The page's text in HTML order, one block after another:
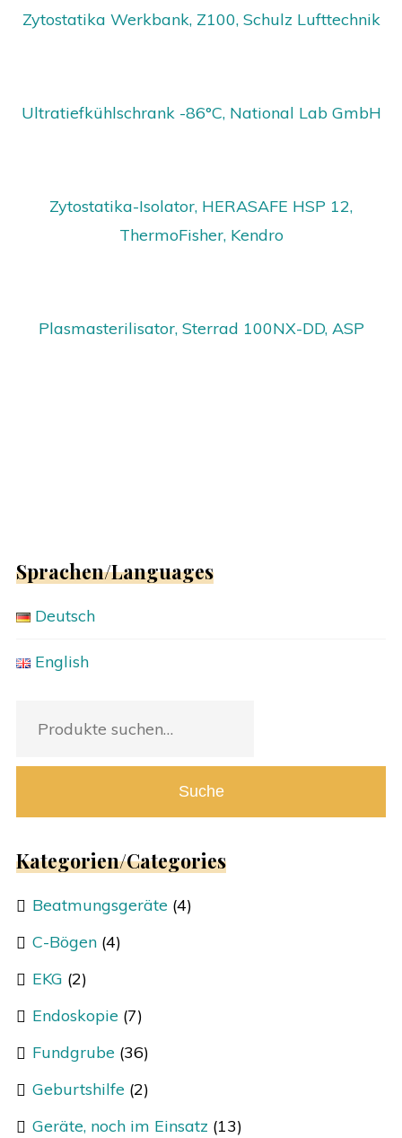
Zytostatika Werkbank, Z100, Schulz Lufttechnik
Ultratiefkühlschrank -86°C, National Lab GmbH
Zytostatika-Isolator, HERASAFE HSP 12,
ThermoFisher, Kendro
Plasmasterilisator, Sterrad 100NX-DD, ASP
Sprachen/Languages
Deutsch
English
Suche
Kategorien/Categories
Beatmungsgeräte (4)
C-Bögen (4)
EKG (2)
Endoskopie (7)
Fundgrube (36)
Geburtshilfe (2)
Geräte, noch im Einsatz (13)